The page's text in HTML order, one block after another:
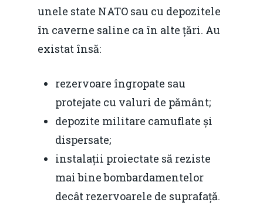
unele state NATO sau cu depozitele
în caverne saline ca în alte țări. Au
existat însă:
rezervoare îngropate sau
protejate cu valuri de pământ;
depozite militare camuflate și
dispersate;
instalații proiectate să reziste
mai bine bombardamentelor
decât rezervoarele de suprafață.
Home
Despre
Evenimente
Foto
Modelul economic
România – orizont
resurselor naturale
Video
Marea Neagră în Noua
economie
EM360 Talk
Contact